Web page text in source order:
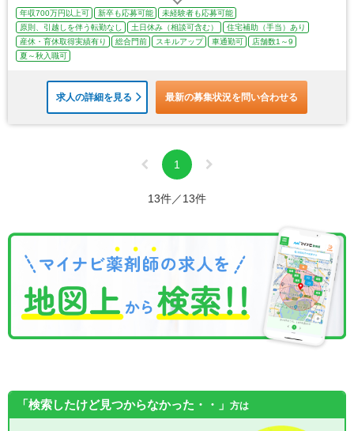
年収700万円以上可 新卒も応募可能
未経験者も応募可能
原則、引越しを伴う転勤なし
土日休み（相談可含む）
住宅補助（手当）あり
産休・育休取得実績有り
総合門前 スキルアップ 車通勤可
店舗数1～9
夏～秋入職可
求人の詳細を見る 最新の募集状況を問い合わせる
1
13件／13件
「検索したけど見つからなかった・・」 方は